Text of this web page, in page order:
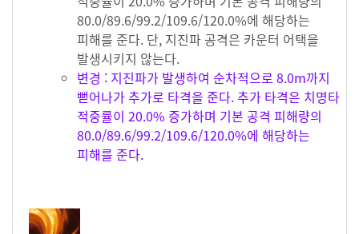
80.0/89.6/99.2/109.6/120.0%에 해당하는
피해를 준다. 단, 지진파 공격은 카운터 어택을
발생시키지 않는다.
변경 : 지진파가 발생하여 순차적으로 8.0m까지
뻗어나가 추가로 타격을 준다. 추가 타격은 치명타
적중률이 20.0% 증가하며 기본 공격 피해량의
80.0/89.6/99.2/109.6/120.0%에 해당하는
피해를 준다.